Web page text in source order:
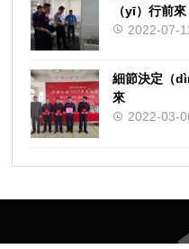
（yī）行前
2022-07-
細節決定（
來
2022-03-